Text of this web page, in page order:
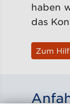
haben
das
Zum